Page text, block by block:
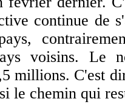
continue de
voisins. Le
millions. C'est
le chemin qui